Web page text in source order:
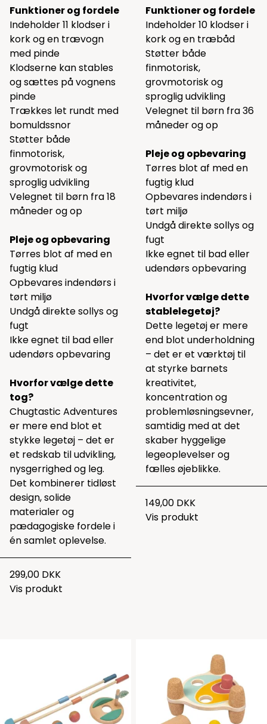
Funktioner og fordele
Indeholder 11 klodser i
kork og en trævogn
med pinde
Klodserne kan stables
og sættes på vognens
pinde
Trækkes let rundt med
bomuldssnor
Støtter både
finmotorisk,
grovmotorisk og
sproglig udvikling
Velegnet til børn fra 18
måneder og op
Pleje og opbevaring
Tørres blot af med en
fugtig klud
Opbevares indendørs i
tørt miljø
Undgå direkte sollys og
fugt
Ikke egnet til bad eller
udendørs opbevaring
Hvorfor vælge dette
tog?
Chugtastic Adventures
er mere end blot et
stykke legetøj – det er
et redskab til udvikling,
nysgerrighed og leg.
Det kombinerer tidløst
design, solide
materialer og
pædagogiske fordele i
én samlet oplevelse.
299,00 DKK
Vis produkt
Funktioner og fordele
Indeholder 10 klodser i
kork og en træbåd
Støtter både
finmotorisk,
grovmotorisk og
sproglig udvikling
Velegnet til børn fra 36
måneder og op
Pleje og opbevaring
Tørres blot af med en
fugtig klud
Opbevares indendørs i
tørt miljø
Undgå direkte sollys og
fugt
Ikke egnet til bad eller
udendørs opbevaring
Hvorfor vælge dette
stablelegetøj?
Dette legetøj er mere
end blot underholdning
– det er et værktøj til
at styrke barnets
kreativitet,
koncentration og
problemløsningsevner,
samtidig med at det
skaber hyggelige
legeoplevelser og
fælles øjeblikke.
149,00 DKK
Vis produkt